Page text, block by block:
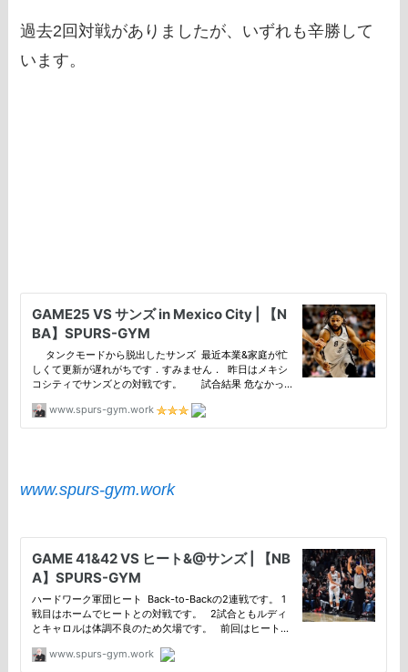
過去2回対戦がありましたが、いずれも辛勝して
います。
www.spurs-gym.work